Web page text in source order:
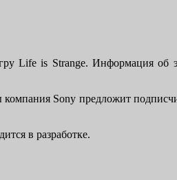
is Strange. Информация об
Sony предложит
в разработке.